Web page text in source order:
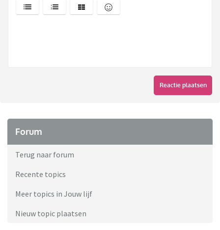
Reactie plaatsen
Forum
Terug naar forum
Recente topics
Meer topics in Jouw lijf
Nieuw topic plaatsen